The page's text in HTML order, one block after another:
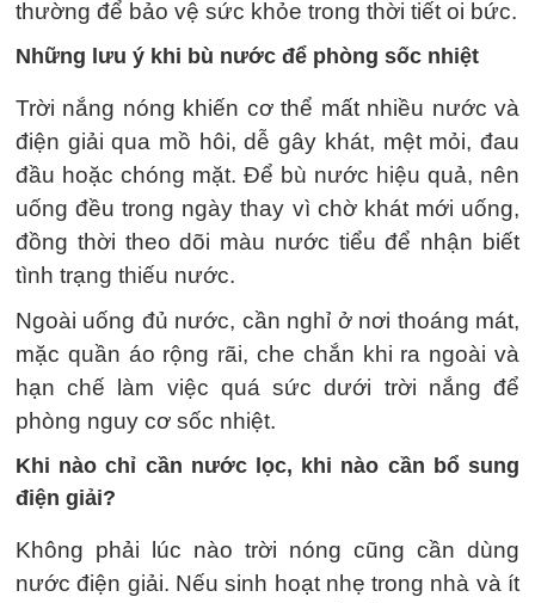
thường để bảo vệ sức khỏe trong thời tiết oi bức.
Những lưu ý khi bù nước để phòng sốc nhiệt
Trời nắng nóng khiến cơ thể mất nhiều nước và
điện giải qua mồ hôi, dễ gây khát, mệt mỏi, đau
đầu hoặc chóng mặt. Để bù nước hiệu quả, nên
uống đều trong ngày thay vì chờ khát mới uống,
đồng thời theo dõi màu nước tiểu để nhận biết
tình trạng thiếu nước.
Ngoài uống đủ nước, cần nghỉ ở nơi thoáng mát,
mặc quần áo rộng rãi, che chắn khi ra ngoài và
hạn chế làm việc quá sức dưới trời nắng để
phòng nguy cơ sốc nhiệt.
Khi nào chỉ cần nước lọc, khi nào cần bổ sung
điện giải?
Không phải lúc nào trời nóng cũng cần dùng
nước điện giải. Nếu sinh hoạt nhẹ trong nhà và ít